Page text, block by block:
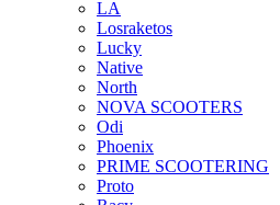
LA
Losraketos
Lucky
Native
North
NOVA SCOOTERS
Odi
Phoenix
PRIME SCOOTERING
Proto